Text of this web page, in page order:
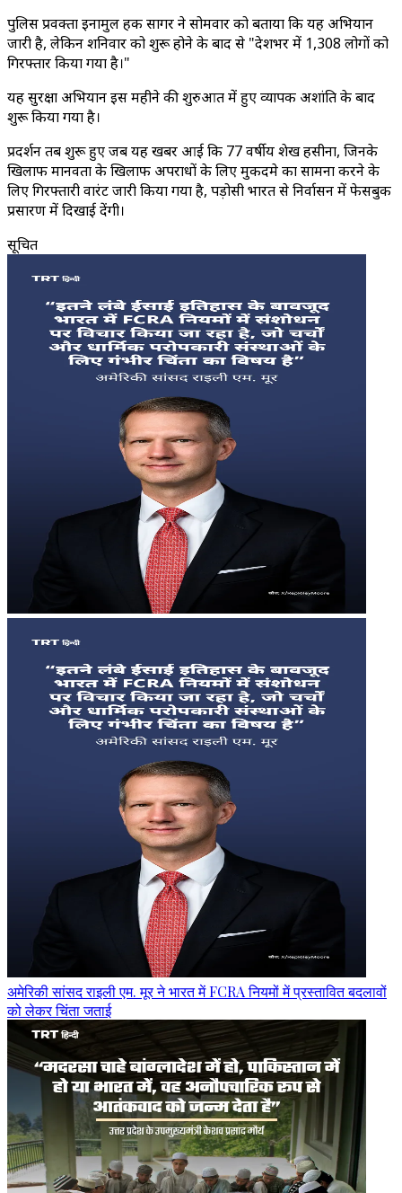
पुलिस प्रवक्ता इनामुल हक सागर ने सोमवार को बताया कि यह अभियान
जारी है, लेकिन शनिवार को शुरू होने के बाद से "देशभर में 1,308 लोगों को
गिरफ्तार किया गया है।"
यह सुरक्षा अभियान इस महीने की शुरुआत में हुए व्यापक अशांति के बाद
शुरू किया गया है।
प्रदर्शन तब शुरू हुए जब यह खबर आई कि 77 वर्षीय शेख हसीना, जिनके
खिलाफ मानवता के खिलाफ अपराधों के लिए मुकदमे का सामना करने के
लिए गिरफ्तारी वारंट जारी किया गया है, पड़ोसी भारत से निर्वासन में फेसबुक
प्रसारण में दिखाई देंगी।
सूचित
अमेरिकी सांसद राइली एम. मूर ने भारत में FCRA नियमों में प्रस्तावित बदलावों
को लेकर चिंता जताई